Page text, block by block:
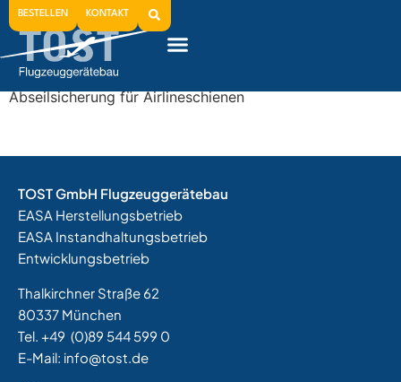
BESTELLEN KONTAKT
2000
Für Hubschrauber-Einsatzkommandos: 1-Mann-
Abseilsicherung für Airlineschienen
TOST GmbH Flugzeuggerätebau
EASA Herstellungsbetrieb
EASA Instandhaltungsbetrieb
Entwicklungsbetrieb
Thalkirchner Straße 62
80337 München
Tel. +49 (0)89 544 599 0
E-Mail: info@tost.de